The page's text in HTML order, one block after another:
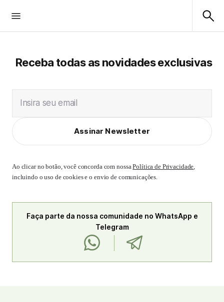
Receba todas as novidades exclusivas
Insira seu email
Assinar Newsletter
Ao clicar no botão, você concorda com nossaPolítica de Privacidade,
incluindo o uso de cookies e o envio de comunicações.
Faça parte da nossa comunidade no WhatsApp e
Telegram